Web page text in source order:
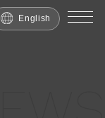
English